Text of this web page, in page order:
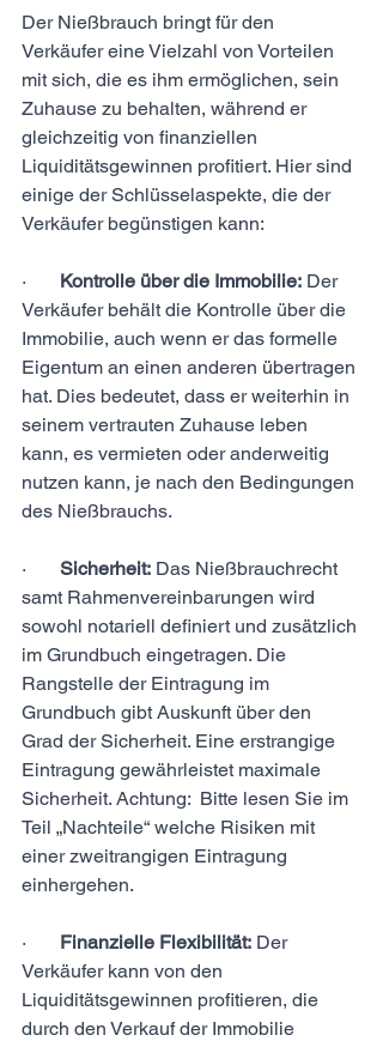
Der Nießbrauch bringt für den
Verkäufer eine Vielzahl von Vorteilen
mit sich, die es ihm ermöglichen, sein
Zuhause zu behalten, während er
gleichzeitig von finanziellen
Liquiditätsgewinnen profitiert. Hier sind
einige der Schlüsselaspekte, die der
Verkäufer begünstigen kann:
· Kontrolle über die Immobilie: Der
Verkäufer behält die Kontrolle über die
Immobilie, auch wenn er das formelle
Eigentum an einen anderen übertragen
hat. Dies bedeutet, dass er weiterhin in
seinem vertrauten Zuhause leben
kann, es vermieten oder anderweitig
nutzen kann, je nach den Bedingungen
des Nießbrauchs.
· Sicherheit: Das Nießbrauchrecht
samt Rahmenvereinbarungen wird
sowohl notariell definiert und zusätzlich
im Grundbuch eingetragen. Die
Rangstelle der Eintragung im
Grundbuch gibt Auskunft über den
Grad der Sicherheit. Eine erstrangige
Eintragung gewährleistet maximale
Sicherheit. Achtung:  Bitte lesen Sie im
Teil „Nachteile“ welche Risiken mit
einer zweitrangigen Eintragung
einhergehen.
· Finanzielle Flexibilität: Der
Verkäufer kann von den
Liquiditätsgewinnen profitieren, die
durch den Verkauf der Immobilie